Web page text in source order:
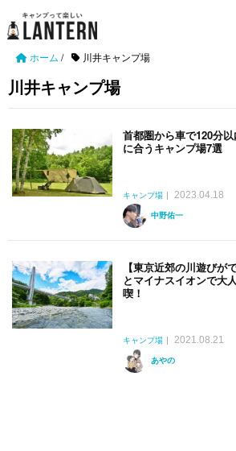
ホーム / 川井キャンプ場
川井キャンプ場
首都圏から車で120分
に合うキャンプ場7選
キャンプ場
2023.04.18
中野佑一
【東京近郊の川遊びが
とマイナスイオンで大
喫！
キャンプ場
2021.08.21
あやの